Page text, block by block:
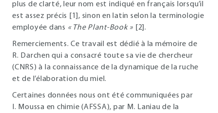
plus de clarté, leur nom est indiqué en français lorsqu’il
est assez précis [1], sinon en latin selon la terminologie
employée dans « The Plant-Book » [2].
Remerciements. Ce travail est dédié à la mémoire de
R. Darchen qui a consacré toute sa vie de chercheur
(CNRS) à la connaissance de la dynamique de la ruche
et de l’élaboration du miel.
Certaines données nous ont été communiquées par
I. Moussa en chimie (AFSSA), par M. Laniau de la